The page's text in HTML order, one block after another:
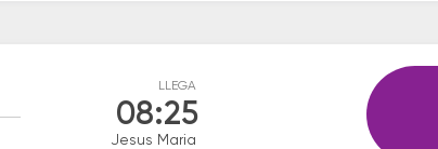
LLEGA
08:25
Jesus Maria